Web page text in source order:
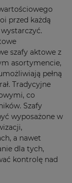
przed każdą
szafy aktowe z
asortymencie,
pełną
Tradycyjne
co
Szafy
wyposażone w
a nawet
dla tych,
kontrolę nad